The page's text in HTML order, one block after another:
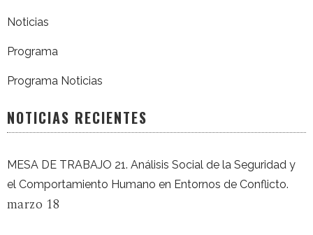
Noticias
Programa
Programa Noticias
NOTICIAS RECIENTES
MESA DE TRABAJO 21. Análisis Social de la Seguridad y
el Comportamiento Humano en Entornos de Conflicto.
marzo 18